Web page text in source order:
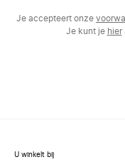
Je accepteert onze
Je kunt je hier
U winkelt bij